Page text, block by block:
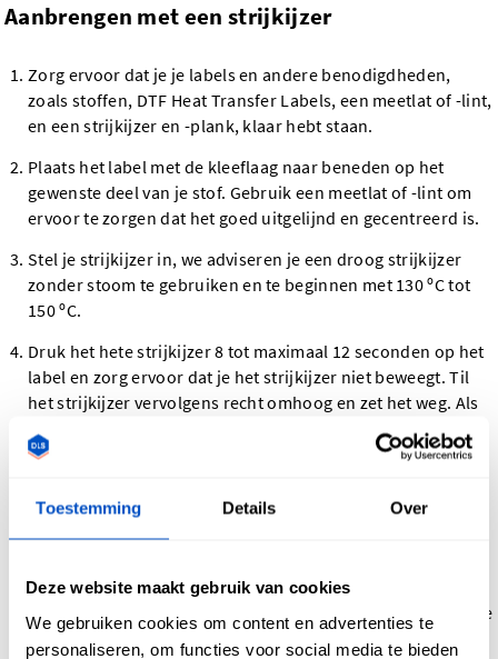
Toestemming Details Over
Deze website maakt gebruik van cookies
We gebruiken cookies om content en advertenties te
personaliseren, om functies voor social media te bieden
Aanbrengen met een strijkijzer
Zorg ervoor dat je je labels en andere benodigdheden,
zoals stoffen, DTF Heat Transfer Labels, een meetlat of -lint,
en een strijkijzer en -plank, klaar hebt staan.
Plaats het label met de kleeflaag naar beneden op het
gewenste deel van je stof. Gebruik een meetlat of -lint om
ervoor te zorgen dat het goed uitgelijnd en gecentreerd is.
Stel je strijkijzer in, we adviseren je een droog strijkijzer
zonder stoom te gebruiken en te beginnen met 130 ºC tot
150 ºC.
Druk het hete strijkijzer 8 tot maximaal 12 seconden op het
label en zorg ervoor dat je het strijkijzer niet beweegt. Til
het strijkijzer vervolgens recht omhoog en zet het weg. Als
je delen van het label hebt gemist, herhaal deze stap dan
totdat het hele ontwerp vastzit.
stof beweegt, idealiter één tot twee minuten. Door het te
laten afkoelen, hecht het label goed aan de stof.
Zodra het label is afgekoeld, trek je de DTF-folie er
voorzichtig af. Als een deel van het ontwerp toch nog aan de
folie vastzit, breng je de folie opnieuw aan en herhaal je